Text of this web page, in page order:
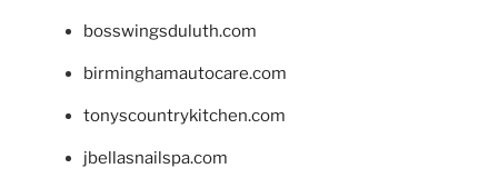
bosswingsduluth.com
birminghamautocare.com
tonyscountrykitchen.com
jbellasnailspa.com